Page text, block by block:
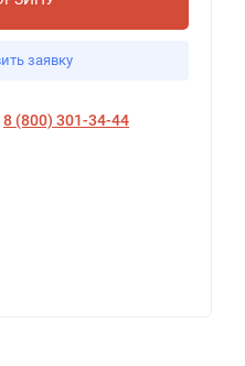
заявку
8 (800) 301-34-44